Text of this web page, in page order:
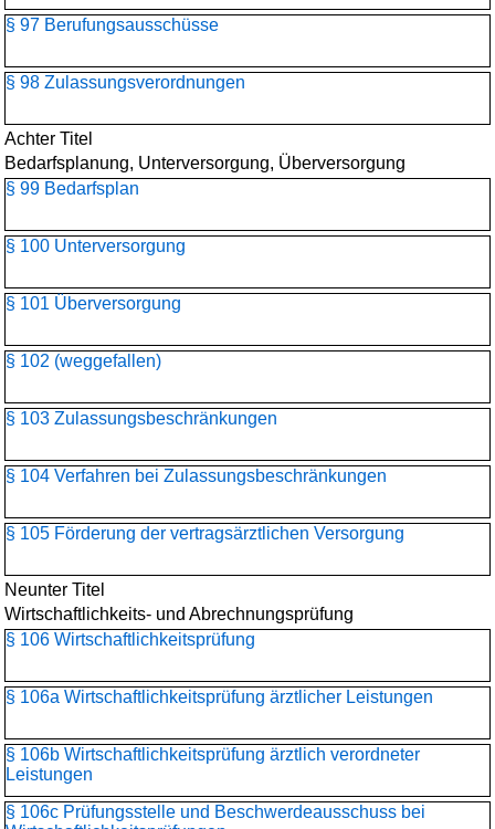
§ 97 Berufungsausschüsse
§ 98 Zulassungsverordnungen
Achter Titel
Bedarfsplanung, Unterversorgung, Überversorgung
§ 99 Bedarfsplan
§ 100 Unterversorgung
§ 101 Überversorgung
§ 102 (weggefallen)
§ 103 Zulassungsbeschränkungen
§ 104 Verfahren bei Zulassungsbeschränkungen
§ 105 Förderung der vertragsärztlichen Versorgung
Neunter Titel
Wirtschaftlichkeits- und Abrechnungsprüfung
§ 106 Wirtschaftlichkeitsprüfung
§ 106a Wirtschaftlichkeitsprüfung ärztlicher Leistungen
§ 106b Wirtschaftlichkeitsprüfung ärztlich verordneter
Leistungen
§ 106c Prüfungsstelle und Beschwerdeausschuss bei